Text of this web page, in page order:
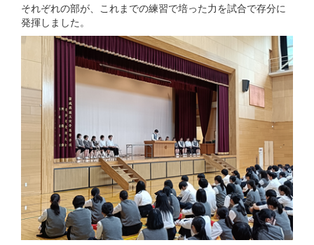
それぞれの部が、これまでの練習で培った力を試合で存分に
発揮しました。